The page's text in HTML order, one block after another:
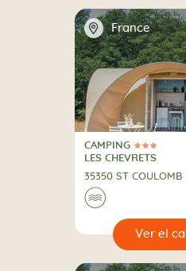
📍 France
3 Estrellas
CAMPING
CAMPING
LES CHEVRETS
35350 ST COULOMB
🌊